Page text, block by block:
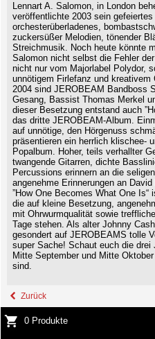
Lennart A. Salomon, in London
veröffentlichte 2003 sein gefeiertes
orchesterüberladenes,
zuckersüßer Melodien, tönender
Streichmusik. Noch heute könnte
Salomon nicht selbst die Fehler
nicht nur vom Majorlabel Polydor,
unnötigem Firlefanz und
2004 sind JEROBEAM Bandboss
Gesang, Bassist Thomas Merkel
dieser Besetzung entstand auch
das dritte JEROBEAM-Album.
auf unnötige, den Hörgenuss
präsentieren ein herrlich klischee-
Popalbum. Hoher, teils verhallter
twangende Gitarren, dichte
Percussions erinnern an die
angenehme Erinnerungen an
”How One Becomes What One
die auf kleine Besetzung,
mit Ohrwurmqualität sowie
Tage stehen. Als alter Johnny
gesondert auf JEROBEAMS tolle
super Sache! Schaut euch die
Mitte September und Mitte
sind.
Zurück
0 Produkte